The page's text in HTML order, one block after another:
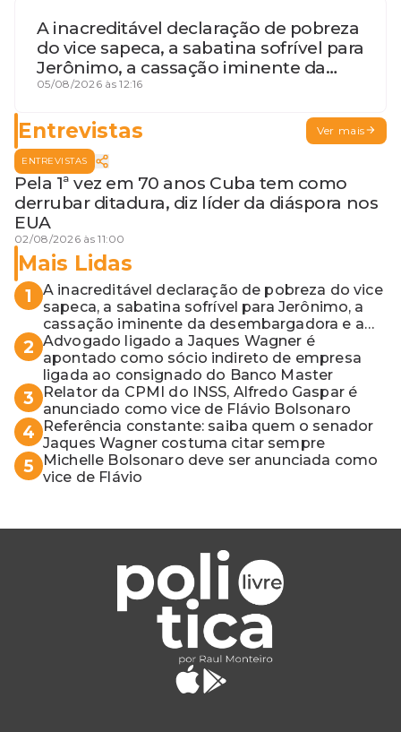
A inacreditável declaração de pobreza
do vice sapeca, a sabatina sofrível para
Jerônimo, a cassação iminente da
desembargadora e a vaga do Quinto
05/08/2026 às 12:16
Entrevistas Ver mais
ENTREVISTAS
Pela 1ª vez em 70 anos Cuba tem como
derrubar ditadura, diz líder da diáspora nos
EUA
02/08/2026 às 11:00
Mais Lidas
1
A inacreditável declaração de pobreza do vice
sapeca, a sabatina sofrível para Jerônimo, a
cassação iminente da desembargadora e a
vaga do Quinto para o MP baiano
2 Advogado ligado a Jaques Wagner é
apontado como sócio indireto de empresa
ligada ao consignado do Banco Master
3
Relator da CPMI do INSS, Alfredo Gaspar é
anunciado como vice de Flávio Bolsonaro
4
Referência constante: saiba quem o senador
Jaques Wagner costuma citar sempre
5
Michelle Bolsonaro deve ser anunciada como
vice de Flávio